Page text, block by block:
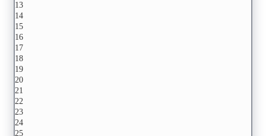
13
14
15
16
17
18
19
20
21
22
23
24
25